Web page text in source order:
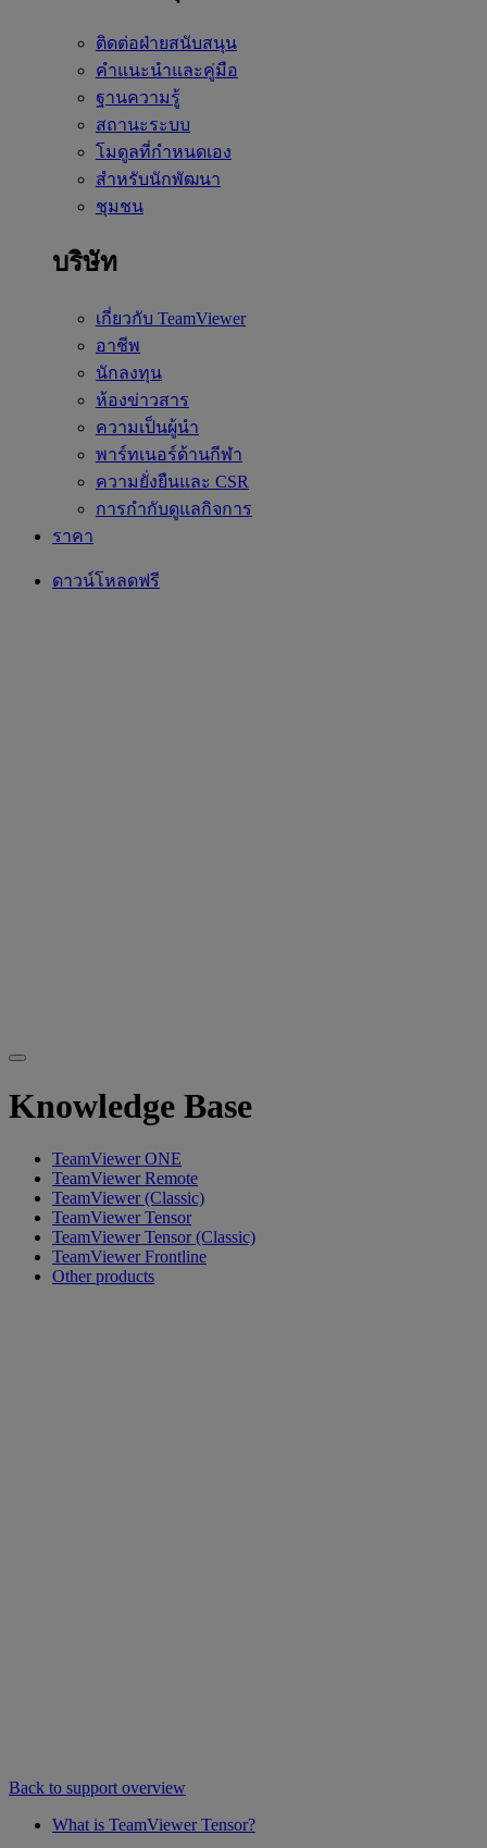
ติดต่อฝ่ายสนับสนุน
คำแนะนำและคู่มือ
ฐานความรู้
สถานะระบบ
โมดูลที่กำหนดเอง
สำหรับนักพัฒนา
ชุมชน
บริษัท
เกี่ยวกับ TeamViewer
อาชีพ
นักลงทุน
ห้องข่าวสาร
ความเป็นผู้นำ
พาร์ทเนอร์ด้านกีฬา
ความยั่งยืนและ CSR
การกำกับดูแลกิจการ
ราคา
ดาวน์โหลดฟรี
Knowledge Base
TeamViewer ONE
TeamViewer Remote
TeamViewer (Classic)
TeamViewer Tensor
TeamViewer Tensor (Classic)
TeamViewer Frontline
Other products
Back to support overview
What is TeamViewer Tensor?